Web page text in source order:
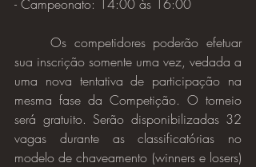
- Campeonato: 14:00 às 16:00
sua inscrição somente uma vez, vedada a
uma nova tentativa de participação na
mesma fase da Competição. O torneio
será gratuito. Serão disponibilizadas 32
vagas durante as classificatórias no
modelo de chaveamento (winners e losers)